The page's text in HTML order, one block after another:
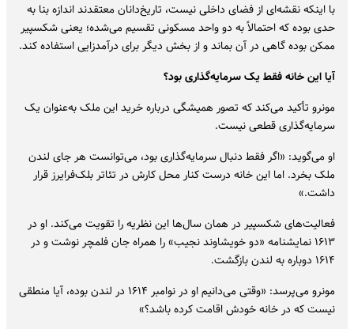
با اینکه نقشه‌ای از فضای داخلی نیست، تاریخ‌دانان معتقدند اندازه بنا به
حدی بوده که احتمالاً به دو واحد مسکونی تقسیم می‌شده؛ یعنی شکسپیر
ممکن بوده گاهی در آن بماند و از بخش دیگر برای درآمدزایی استفاده کند.
آیا این خانه فقط یک سرمایه‌گذاری بود؟
مونرو تأکید می‌کند که تصور همیشگی درباره خرید این ملک به‌عنوان یک
سرمایه‌گذاری قطعی نیست.
او می‌گوید: «اگر فقط دنبال سرمایه‌گذاری بود، می‌توانست هر جای لندن
ملک بخرد. اما این خانه درست کنار محل کارش در تئاتر بلک‌فرایرز قرار
داشت.»
فعالیت‌های شکسپیر در همان سال‌ها این نظریه را تقویت می‌کند. او در
۱۶۱۳ نمایشنامه «دو خویشاوند نجیب» را همراه جان فلمچر نوشت و در
۱۶۱۴ دوباره به لندن بازگشت.
مونرو می‌پرسد: «وقتی می‌دانیم او در نوامبر ۱۶۱۴ در لندن بوده، آیا منطقی
نیست که در خانه خودش اقامت کرده باشد؟»